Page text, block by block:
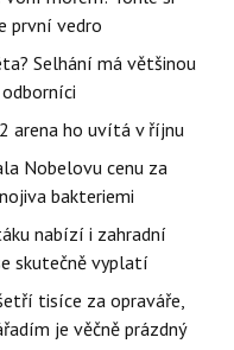
první vedro
Selhání má většinou
arena ho uvítá v říjnu
Nobelovu cenu za
bakteriemi
nabízí i zahradní
skutečně vyplatí
tisíce za opraváře,
je věčně prázdný